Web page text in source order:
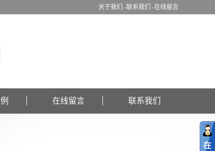
关于我们 -联系我们 -在线留言
在线留言 联系我们